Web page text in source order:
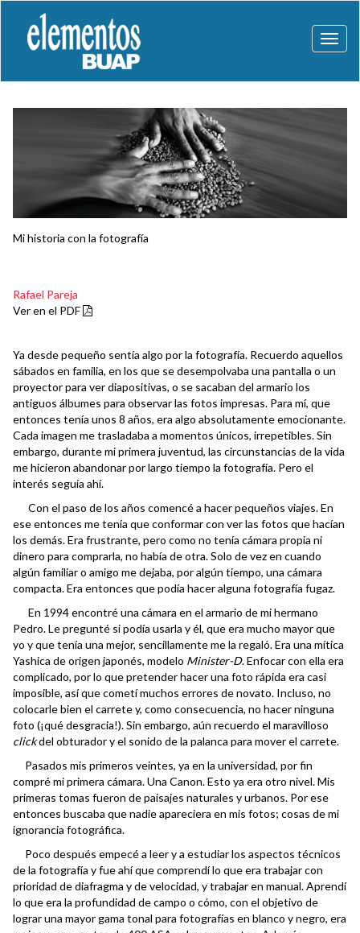
Mi historia con la fotografía
Rafael Pareja
Ver en el PDF
Ya desde pequeño sentía algo por la fotografía. Recuerdo aquellos
sábados en familia, en los que se desempolvaba una pantalla o un
proyector para ver diapositivas, o se sacaban del armario los
antiguos álbumes para observar las fotos impresas. Para mí, que
entonces tenía unos 8 años, era algo absolutamente emocionante.
Cada imagen me trasladaba a momentos únicos, irrepetibles. Sin
embargo, durante mi primera juventud, las circunstancias de la vida
me hicieron abandonar por largo tiempo la fotografía. Pero el
interés seguía ahí.
Con el paso de los años comencé a hacer pequeños viajes. En
ese entonces me tenía que conformar con ver las fotos que hacían
los demás. Era frustrante, pero como no tenía cámara propia ni
dinero para comprarla, no había de otra. Solo de vez en cuando
algún familiar o amigo me dejaba, por algún tiempo, una cámara
compacta. Era entonces que podía hacer alguna fotografía fugaz.
En 1994 encontré una cámara en el armario de mi hermano
Pedro. Le pregunté si podía usarla y él, que era mucho mayor que
yo y que tenía una mejor, sencillamente me la regaló. Era una mítica
Yashica de origen japonés, modelo Minister-D. Enfocar con ella era
complicado, por lo que pretender hacer una foto rápida era casi
imposible, así que cometí muchos errores de novato. Incluso, no
colocarle bien el carrete y, como consecuencia, no hacer ninguna
foto (¡qué desgracia!). Sin embargo, aún recuerdo el maravilloso
clickdel obturador y el sonido de la palanca para mover el carrete.
Pasados mis primeros veintes, ya en la universidad, por fin
compré mi primera cámara. Una Canon. Esto ya era otro nivel. Mis
primeras tomas fueron de paisajes naturales y urbanos. Por ese
entonces buscaba que nadie apareciera en mis fotos; cosas de mi
ignorancia fotográfica.
Poco después empecé a leer y a estudiar los aspectos técnicos
de la fotografía y fue ahí que comprendí lo que era trabajar con
prioridad de diafragma y de velocidad, y trabajar en manual. Aprendí
lo que era la profundidad de campo o cómo, con el objetivo de
lograr una mayor gama tonal para fotografías en blanco y negro, era